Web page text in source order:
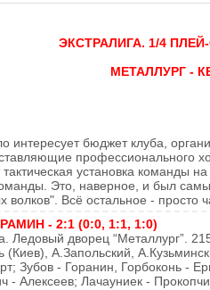
ЭКСТРАЛИГА. 1/4
МЕТАЛЛУРГ -
интересует бюджет клуба,
профессионального
тактическая установка команды
Это, наверное, и был
волков". Всё остальное - просто
- 2:1 (0:0, 1:1, 1:0)
дворец “Металлург”.
А.Запольский,
Зубов - Горанин, Горбоконь -
- Алексеев; Лачауниек -